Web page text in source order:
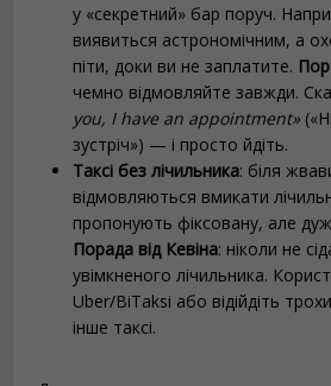
у «секретний» бар поруч.
виявиться астрономічним, а
піти, доки ви не заплатите.
чемно відмовляйте завжди.
you, I have an appointment»
зустріч») — і просто йдіть.
Таксі без лічильника: біля
відмовляються вмикати
пропонують фіксовану, але
Порада від Кевіна: ніколи не
увімкненого лічильника.
Uber/BiTaksi або відійдіть
інше таксі.